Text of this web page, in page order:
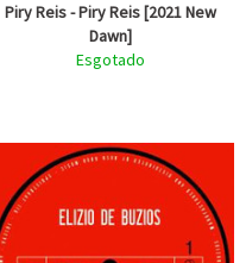
Piry Reis - Piry Reis [2021 New
Dawn]
Esgotado